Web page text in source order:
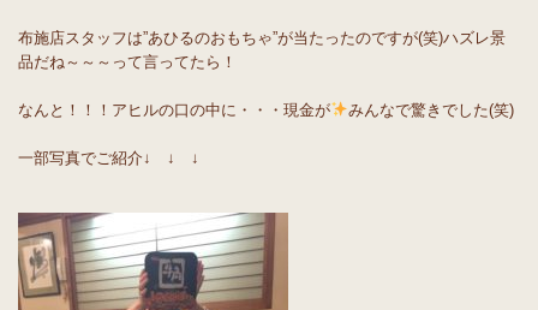
布施店スタッフは”あひるのおもちゃ”が当たったのですが(笑)ハズレ景
品だね～～～って言ってたら！
なんと！！！アヒルの口の中に・・・現金が みんなで驚きでした(笑)
一部写真でご紹介↓ ↓ ↓